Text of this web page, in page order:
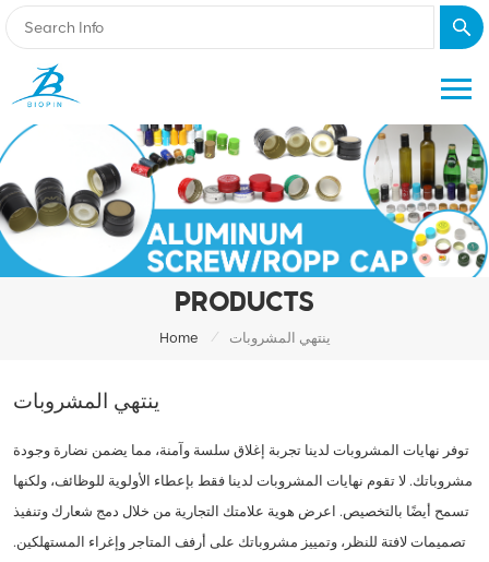
PRODUCTS
Home / ينتهي المشروبات
ينتهي المشروبات
توفر نهايات المشروبات لدينا تجربة إغلاق سلسة وآمنة، مما يضمن نضارة وجودة
مشروباتك. لا تقوم نهايات المشروبات لدينا فقط بإعطاء الأولوية للوظائف، ولكنها
تسمح أيضًا بالتخصيص. اعرض هوية علامتك التجارية من خلال دمج شعارك وتنفيذ
تصميمات لافتة للنظر، وتمييز مشروباتك على أرفف المتاجر وإغراء المستهلكين.